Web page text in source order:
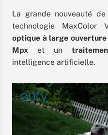
La grande nouveauté de
technologie MaxColor
optique à large ouverture
Mpx et un
intelligence artificielle.